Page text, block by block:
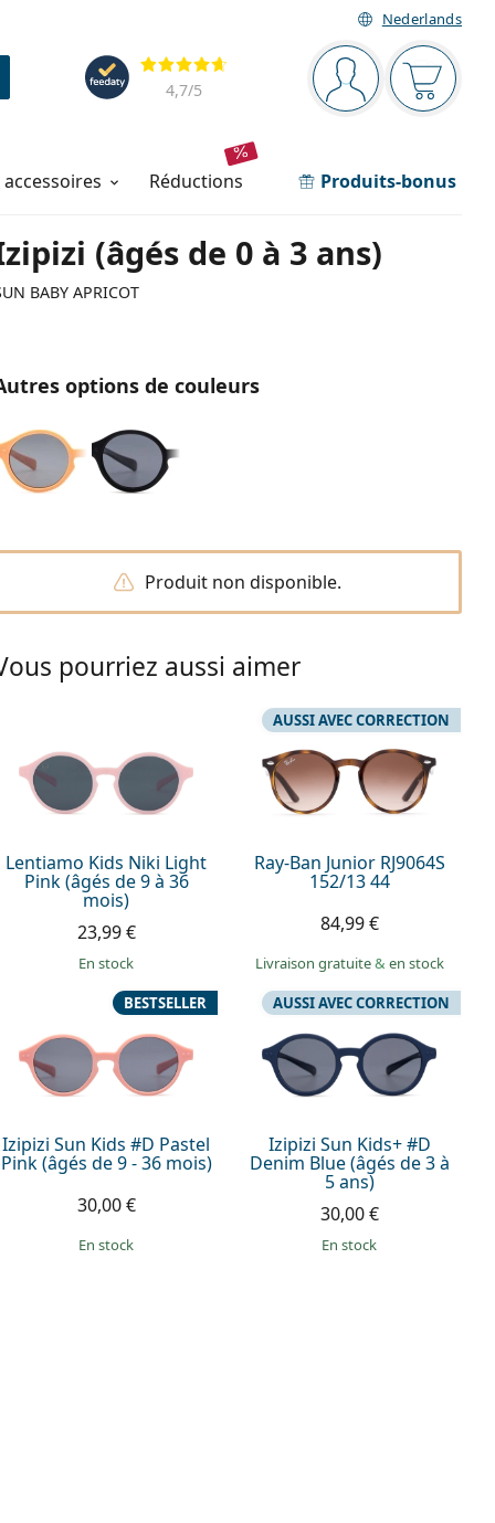
Nederlands
Barre de navigation
Vous êtesVotre
Évaluation
4,7/5
réductions Produits-bonus
(âgés de 0 à 3 ans)
BABY APRICOT
options de couleurs
Produit non disponible.
pourriez aussi aimer
Lentiamo Kids Niki Light
Pink (âgés de 9 à 36
mois)
23,99 €
en stock
Ray-Ban Junior RJ9064S
152/13 44
AUSSI AVEC CORRECTION
84,99 €
Livraison gratuite& en stock
Izipizi Sun Kids #D Pastel
Pink (âgés de 9 - 36 mois)
BESTSELLER
30,00 €
en stock
Izipizi Sun Kids+ #D
Denim Blue (âgés de 3 à
5 ans)
AUSSI AVEC CORRECTION
30,00 €
en stock